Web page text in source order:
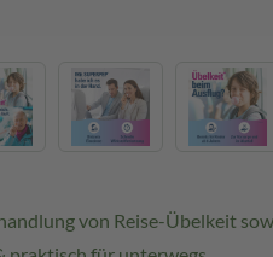
von Reise-Übelkeit